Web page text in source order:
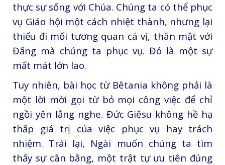
thực sự sống với Chúa. Chúng ta có thể phục
vụ Giáo hội một cách nhiệt thành, nhưng lại
thiếu đi mối tương quan cá vị, thân mật với
Đấng mà chúng ta phục vụ. Đó là một sự
mất mát lớn lao.
Tuy nhiên, bài học từ Bêtania không phải là
một lời mời gọi từ bỏ mọi công việc để chỉ
ngồi yên lắng nghe. Đức Giêsu không hề hạ
thấp giá trị của việc phục vụ hay trách
nhiệm. Trái lại, Ngài muốn chúng ta tìm
thấy sự cân bằng, một trật tự ưu tiên đúng